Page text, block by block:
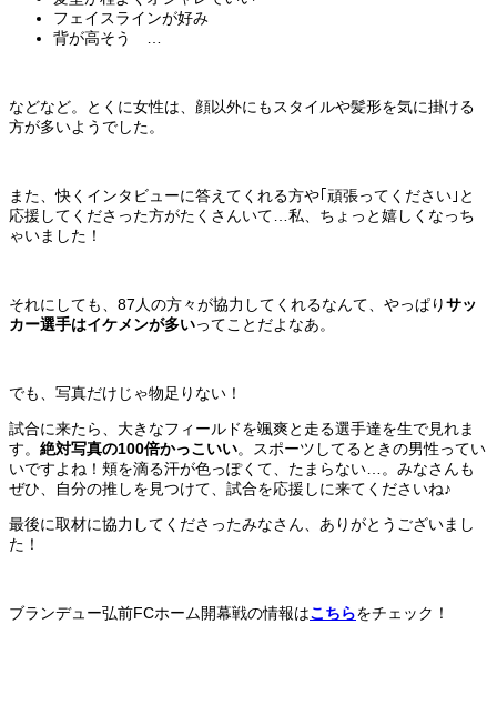
フェイスラインが好み
背が高そう …
などなど。とくに女性は、顔以外にもスタイルや髪形を気に掛ける
方が多いようでした。
また、快くインタビューに答えてくれる方や｢頑張ってください｣と
応援してくださった方がたくさんいて…私、ちょっと嬉しくなっち
ゃいました！
それにしても、87人の方々が協力してくれるなんて、やっぱりサッ
カー選手はイケメンが多いってことだよなあ。
でも、写真だけじゃ物足りない！
試合に来たら、大きなフィールドを颯爽と走る選手達を生で見れま
す。 絶対写真の100倍かっこいい。スポーツしてるときの男性ってい
いですよね！頬を滴る汗が色っぽくて、たまらない…。みなさんも
ぜひ、自分の推しを見つけて、試合を応援しに来てくださいね♪
最後に取材に協力してくださったみなさん、ありがとうございまし
た！
ブランデュー弘前FCホーム開幕戦の情報はこちらをチェック！